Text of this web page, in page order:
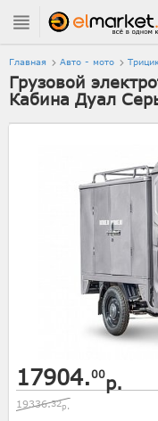
Главная Авто - мото
Грузовой
Кабина Дуал
17904.00р.
19336.32р.